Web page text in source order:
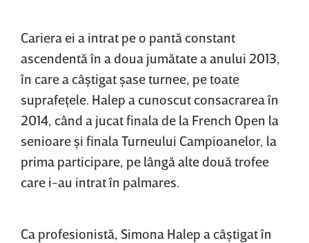
Cariera ei a intrat pe o pantă constant
ascendentă în a doua jumătate a anului 2013,
în care a câştigat şase turnee, pe toate
suprafeţele. Halep a cunoscut consacrarea în
2014, când a jucat finala de la French Open la
senioare şi finala Turneului Campioanelor, la
prima participare, pe lângă alte două trofee
care i-au intrat în palmares.
Ca profesionistă, Simona Halep a câştigat în